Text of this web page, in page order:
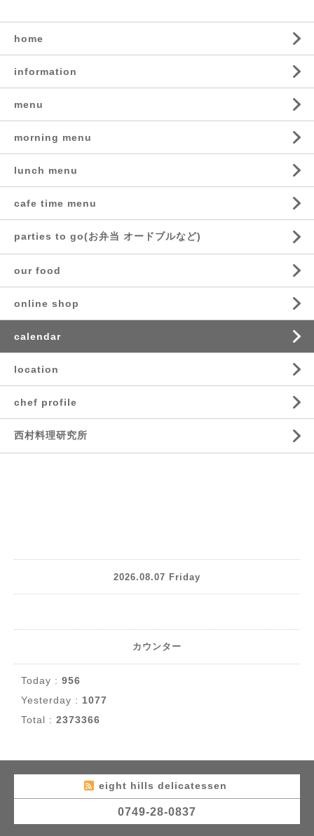
home
information
menu
morning menu
lunch menu
cafe time menu
parties to go(お弁当 オードブルなど)
our food
online shop
calendar
location
chef profile
西村料理研究所
2026.08.07 Friday
カウンター
Today : 956
Yesterday : 1077
Total : 2373366
eight hills delicatessen
0749-28-0837